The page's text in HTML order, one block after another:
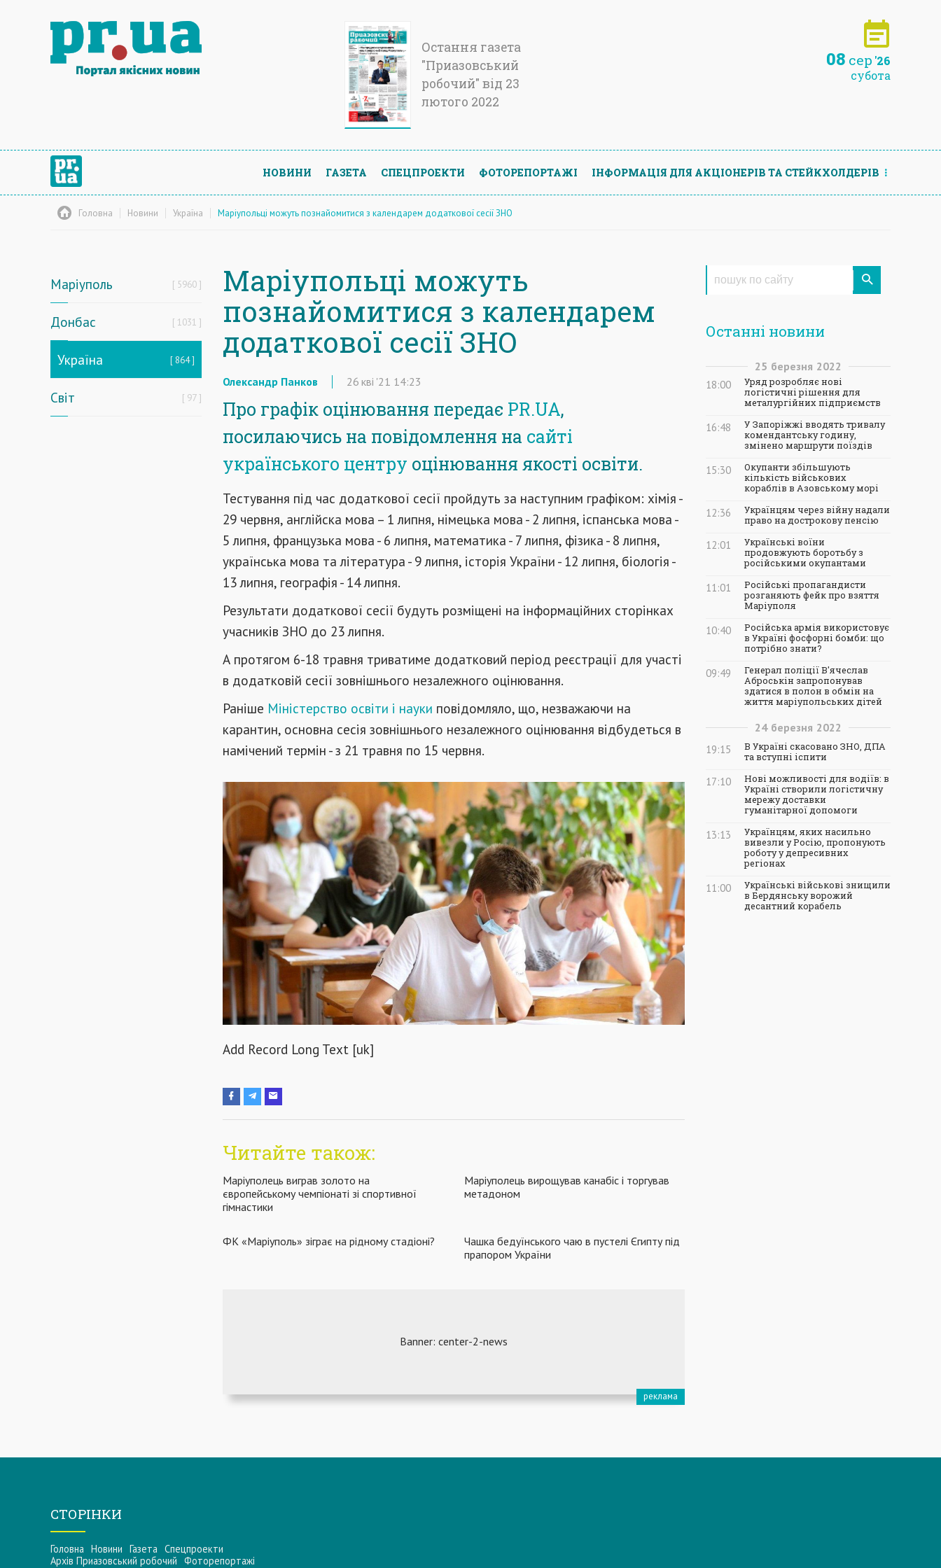
Остання газета
"Приазовський
робочий" від 23
лютого 2022
08 сер '26
субота
НОВИНИ ГАЗЕТА СПЕЦПРОЕКТИ ФОТОРЕПОРТАЖІ ІНФОРМАЦIЯ ДЛЯ АКЦIОНЕРIВ ТА СТЕЙКХОЛДЕРIВ
Головна Новини Україна Маріупольці можуть познайомитися з календарем додаткової сесії ЗНО
Маріуполь 5960
Донбас 1031
Україна 864
Світ 97
Маріупольці можуть
познайомитися з календарем
додаткової сесії ЗНО
Олександр Панков 26 кві '21 14:23
Про графік оцінювання передає PR.UA,
посилаючись на повідомлення на сайті
українського центру оцінювання якості освіти.
Тестування під час додаткової сесії пройдуть за наступним графіком: хімія -
29 червня, англійска мова – 1 липня, німецька мова - 2 липня, іспанська мова -
5 липня, французька мова - 6 липня, математика - 7 липня, фізика - 8 липня,
українська мова та література - 9 липня, історія України - 12 липня, біологія -
13 липня, географія - 14 липня.
Результати додаткової сесії будуть розміщені на інформаційних сторінках
учасників ЗНО до 23 липня.
А протягом 6-18 травня триватиме додатковий період реєстрації для участі
в додатковій сесії зовнішнього незалежного оцінювання.
Раніше Міністерство освіти і науки повідомляло, що, незважаючи на
карантин, основна сесія зовнішнього незалежного оцінювання відбудеться в
намічений термін - з 21 травня по 15 червня.
Add Record Long Text [uk]
Читайте також:
Маріуполець виграв золото на
європейському чемпіонаті зі спортивної
гімнастики
Маріуполець вирощував канабіс і торгував
метадоном
ФК «Маріуполь» зіграє на рідному стадіоні?
Чашка бедуїнського чаю в пустелі Єгипту під
прапором України
Останні новини
25 березня 2022
18:00
Уряд розробляє нові
логістичні рішення для
металургійних підприємств
16:48
У Запоріжжі вводять тривалу
комендантську годину,
змінено маршрути поїздів
15:30
Окупанти збільшують
кількість військових
кораблів в Азовському морі
12:36
Українцям через війну надали
право на дострокову пенсію
12:01
Українські воїни
продовжують боротьбу з
російськими окупантами
11:01
Російські пропагандисти
розганяють фейк про взяття
Маріуполя
10:40
Російська армія використовує
в Україні фосфорні бомби: що
потрібно знати?
09:49
Генерал поліції В'ячеслав
Аброськін запропонував
здатися в полон в обмін на
життя маріупольських дітей
24 березня 2022
19:15
В Україні скасовано ЗНО, ДПА
та вступні іспити
17:10
Нові можливості для водіїв: в
Україні створили логістичну
мережу доставки
гуманітарної допомоги
13:13
Українцям, яких насильно
вивезли у Росію, пропонують
роботу у депресивних
регіонах
11:00
Українські військові знищили
в Бердянську ворожий
десантний корабель
СТОРІНКИ
Головна Новини Газета Спецпроекти
Архів Приазовський робочий Фоторепортажі